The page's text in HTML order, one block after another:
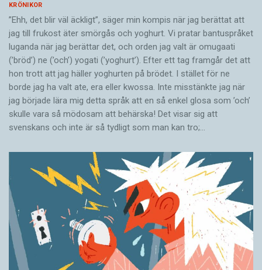
KRÖNIKOR
”Ehh, det blir väl äckligt”, säger min kompis när jag berättat att
jag till frukost äter smörgås och yoghurt. Vi pratar bantuspråket
luganda när jag berättar det, och orden jag valt är omugaati
(’bröd’) ne (’och’) yogati (’yoghurt’). Efter ett tag framgår det att
hon trott att jag häller yoghurten på brödet. I stället för ne
borde jag ha valt ate, era eller kwossa. Inte misstänkte jag när
jag började lära mig detta språk att en så enkel glosa som ’och’
skulle vara så mödosam att behärska! Det visar sig att
svenskans och inte är så tydligt som man kan tro;…